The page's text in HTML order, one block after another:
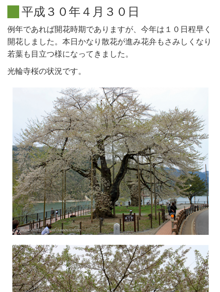
平成 ３ ０年 ４ 月 ３ ０ 日
例年であれば開花時期でありますが、今年は１０日程早く
開花しました。本日かなり散花が進み花弁もさみしくなり
若葉も目立つ様になってきました。
光輪寺桜の状況です。